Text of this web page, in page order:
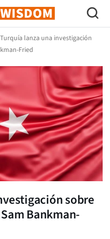
de Bitcoin
Turquía lanza una investigación
Fried
sobre
Bankman-